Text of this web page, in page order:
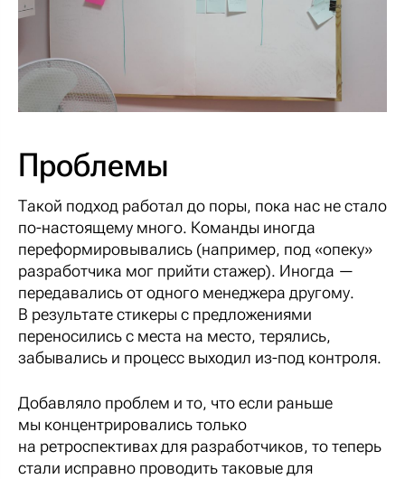
Проблемы
Такой подход работал до поры, пока нас не стало
по-настоящему много. Команды иногда
переформировывались (например, под «опеку»
разработчика мог прийти стажер). Иногда —
передавались от одного менеджера другому.
В результате стикеры с предложениями
переносились с места на место, терялись,
забывались и процесс выходил из-под контроля.
Добавляло проблем и то, что если раньше
мы концентрировались только
на ретроспективах для разработчиков, то теперь
стали исправно проводить таковые для